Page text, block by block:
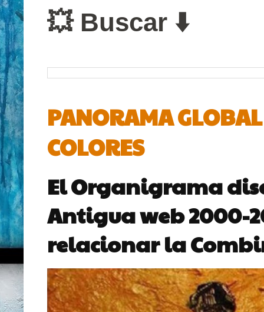
💥 Buscar ⬇️
PANORAMA
COLORES
El Organigrama
Antigua web 2000-
relacionar la